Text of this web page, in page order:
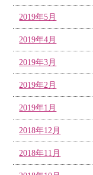
2019年5月
2019年4月
2019年3月
2019年2月
2019年1月
2018年12月
2018年11月